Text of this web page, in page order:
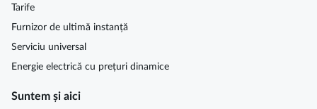
Tarife
Furnizor de ultimă instanță
Serviciu universal
Energie electrică cu prețuri dinamice
Suntem și aici